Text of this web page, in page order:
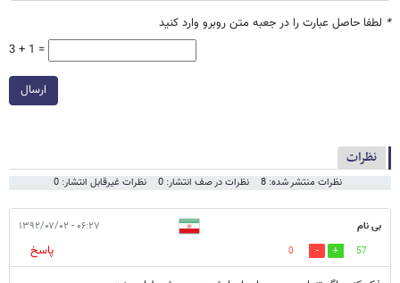
* لطفا حاصل عبارت را در جعبه متن روبرو وارد کنید
3 + 1 =
ارسال
نظرات
نظرات منتشر شده: 8 نظرات در صف انتشار: 0 نظرات غیرقابل انتشار: 0
بی نام ۰۶:۲۷ - ۱۳۹۲/۰۷/۰۲
57
0
پاسخ